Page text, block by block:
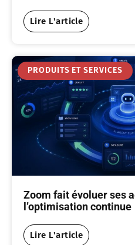
Lire L'article
PRODUITS ET SERVICES
Zoom fait évoluer ses
l’optimisation continue
Lire L'article